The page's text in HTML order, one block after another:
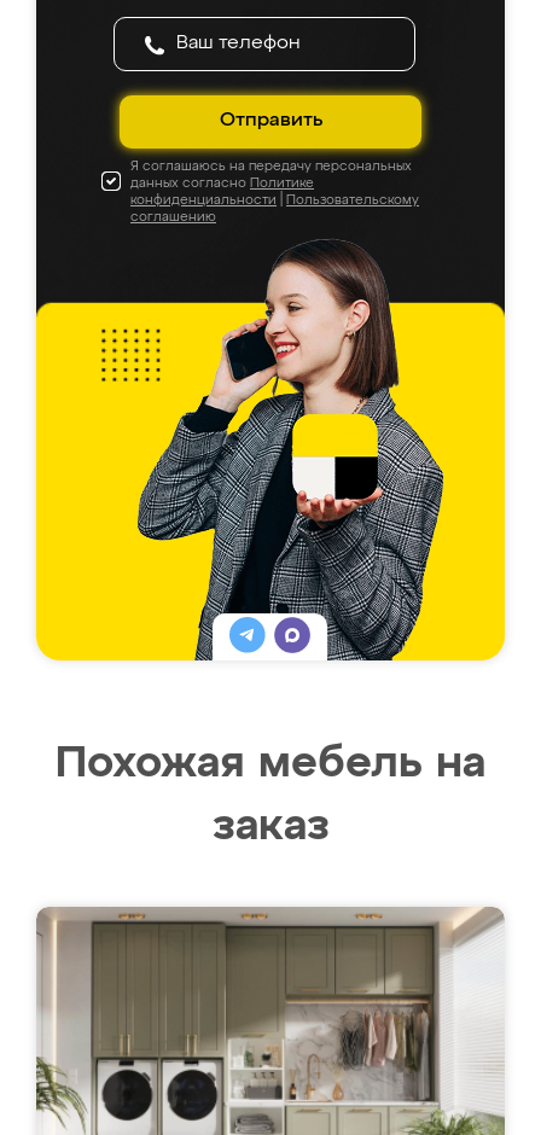
Отправить
Я соглашаюсь на передачу персональных
данных согласно Политике
конфиденциальности
Пользовательскому
соглашению
Похожая мебель на
заказ